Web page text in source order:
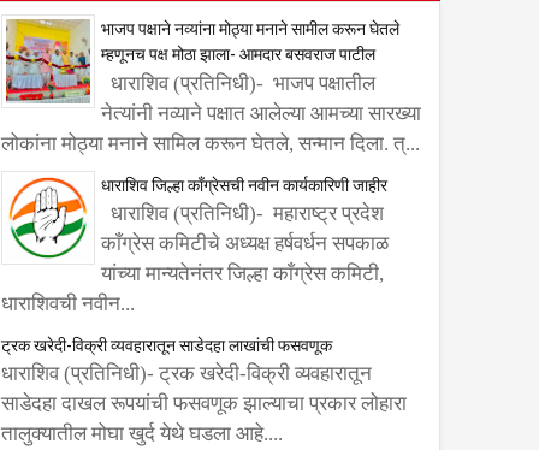
भाजप पक्षाने नव्यांना मोठ्या मनाने सामील करून घेतले
म्हणूनच पक्ष मोठा झाला- आमदार बसवराज पाटील
धाराशिव (प्रतिनिधी)- भाजप पक्षातील
नेत्यांनी नव्याने पक्षात आलेल्या आमच्या सारख्या
लोकांना मोठ्या मनाने सामिल करून घेतले, सन्मान दिला. त्...
धाराशिव जिल्हा काँग्रेसची नवीन कार्यकारिणी जाहीर
धाराशिव (प्रतिनिधी)- महाराष्ट्र प्रदेश
काँग्रेस कमिटीचे अध्यक्ष हर्षवर्धन सपकाळ
यांच्या मान्यतेनंतर जिल्हा काँग्रेस कमिटी,
धाराशिवची नवीन...
ट्रक खरेदी-विक्री व्यवहारातून साडेदहा लाखांची फसवणूक
धाराशिव (प्रतिनिधी)- ट्रक खरेदी-विक्री व्यवहारातून
साडेदहा दाखल रूपयांची फसवणूक झाल्याचा प्रकार लोहारा
तालुक्यातील मोघा खुर्द येथे घडला आहे....